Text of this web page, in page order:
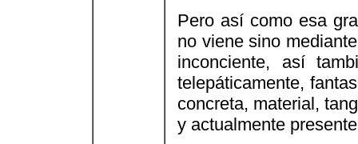
Pero así como esa
no viene sino
inconciente, así
telepáticamente,
concreta, material,
y actualmente